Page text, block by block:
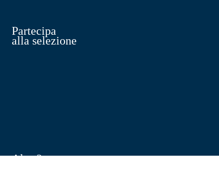
Partecipa
alla selezione
Altro?